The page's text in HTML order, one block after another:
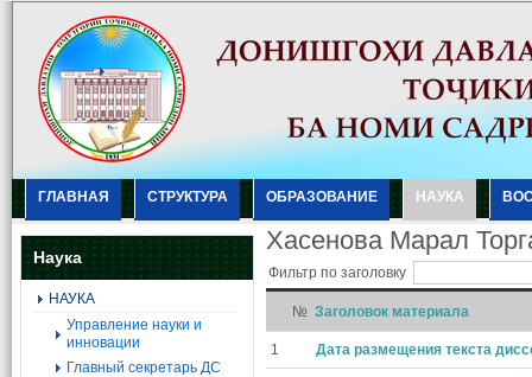
ГЛАВНАЯ СТРУКТУРА ОБРАЗОВАНИЕ НАУКА
Наука
НАУКА
Управление науки и
инновации
Главный секретарь ДС
Хасенова Марал
Фильтр по заголовку
№ Заголовок материала
1 Дата размещения текста